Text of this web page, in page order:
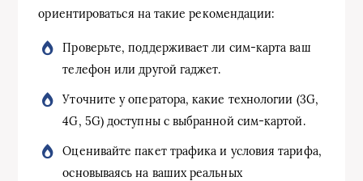
ориентироваться на такие рекомендации:
Проверьте, поддерживает ли сим-карта ваш
телефон или другой гаджет.
Уточните у оператора, какие технологии (3G,
4G, 5G) доступны с выбранной сим-картой.
Оценивайте пакет трафика и условия тарифа,
основываясь на ваших реальных